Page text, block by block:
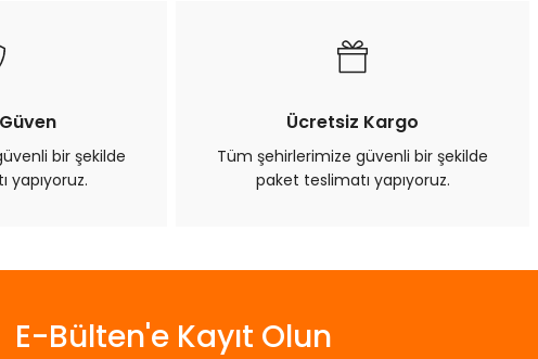
bir şekilde
yapıyoruz.
Ücretsiz Kargo
Tüm şehirlerimize güvenli bir şekilde
paket teslimatı yapıyoruz.
E-Bülten'e Kayıt Olun